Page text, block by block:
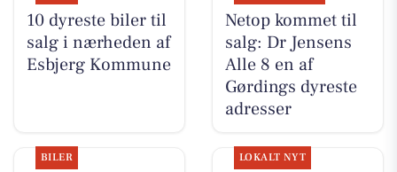
10 dyreste biler til
salg i nærheden af
Esbjerg Kommune
Netop kommet til
salg: Dr Jensens
Alle 8 en af
Gørdings dyreste
adresser
BILER LOKALT NYT